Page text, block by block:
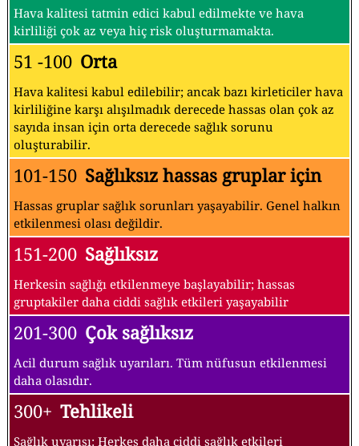
Hava kalitesi tatmin edici kabul edilmekte ve hava
kirliliği çok az veya hiç risk oluşturmamakta.
51 -100 Orta
Hava kalitesi kabul edilebilir; ancak bazı kirleticiler hava
kirliliğine karşı alışılmadık derecede hassas olan çok az
sayıda insan için orta derecede sağlık sorunu
oluşturabilir.
101-150 Sağlıksız hassas gruplar için
Hassas gruplar sağlık sorunları yaşayabilir. Genel halkın
etkilenmesi olası değildir.
151-200 Sağlıksız
Herkesin sağlığı etkilenmeye başlayabilir; hassas
gruptakiler daha ciddi sağlık etkileri yaşayabilir
201-300 Çok sağlıksız
Acil durum sağlık uyarıları. Tüm nüfusun etkilenmesi
daha olasıdır.
300+ Tehlikeli
Sağlık uyarısı: Herkes daha ciddi sağlık etkileri